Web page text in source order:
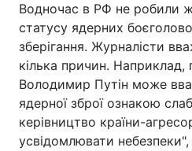
Водночас в РФ не робили
статусу ядерних
зберігання. Журналісти
кілька причин. Наприклад,
Володимир Путін може
ядерної зброї ознакою
керівництво країни-
усвідомлювати небезпеки",